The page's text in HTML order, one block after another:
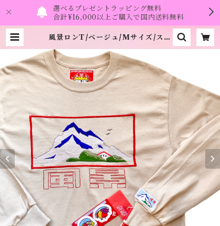
選べるプレゼントラッピング無料
合計¥16,000以上ご購入で国内送料無料
風景ロンT/ベージュ/Mサイズ/ステ
（ヘルシー）》 | namo.